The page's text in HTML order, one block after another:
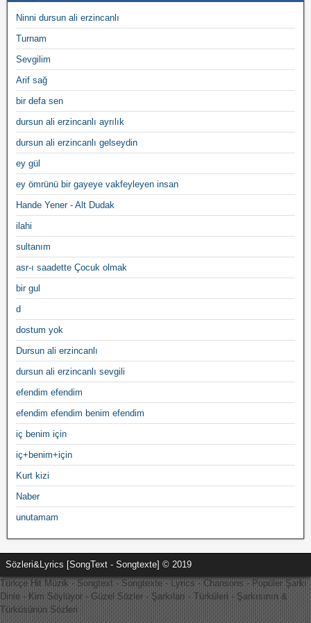
Ninni dursun ali erzincanlı
Turnam
Sevgilim
Arif sağ
bir defa sen
dursun ali erzincanlı ayrılık
dursun ali erzincanlı gelseydin
ey gül
ey ömrünü bir gayeye vakfeyleyen insan
Hande Yener - Alt Dudak
ilahi
sultanım
asr-ı saadette Çocuk olmak
bir gul
d
dostum yok
Dursun ali erzincanlı
dursun ali erzincanlı sevgili
efendim efendim
efendim efendim benim efendim
iç benim için
iç+benim+için
Kurt kizi
Naber
unutamam
Sözleri&Lyrics [SongText - Songtexte] © 2019
Türkçe Hit Müzik - Songtext - Songtexte - Lyrics - Chansons - Popüler Şarkı
Dinle - Kim Söylüyor - Güzel Sözler - Şarkıları - Türküleri - Şarkısının &
Türküsünün Sözleri